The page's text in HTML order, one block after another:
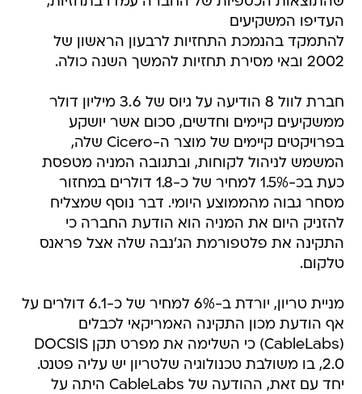
העדיפו המשקיעים
להתמקד בהנמכת התחזיות לרבעון הראשון של
2002 ובאי מסירת תחזיות להמשך השנה כולה.
חברת לוול 8 הודיעה על גיוס של 3.6 מיליון דולר
ממשקיעים קיימים וחדשים, סכום אשר יושקע
בפרויקטים קיימים של מוצר ה-Cicero שלה,
המשמש לניהול לקוחות, ובתגובה המניה מטפסת
כעת בכ-1.5% למחיר של כ-1.8 דולרים במחזור
מסחר גבוה מהממוצע היומי. דבר נוסף שמצליח
להזניק היום את המניה הוא הודעת החברה כי
התקינה את פלטפורמת הג'נבה שלה אצל פראנס
טלקום.
מניית טריון, יורדת ב-6% למחיר של כ-6.1 דולרים על
אף הודעת מכון התקינה האמריקאי לכבלים
(CableLabs) כי השלימה את מפרט תקן DOCSIS
2.0, בו משולבת טכנולוגיה שלטריון יש עליה פטנט.
יחד עם זאת, ההודעה של CableLabs היתה על